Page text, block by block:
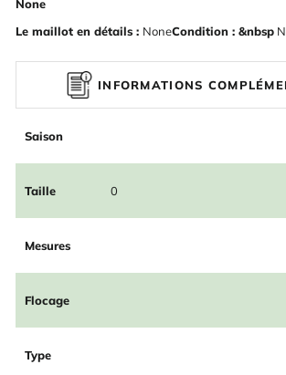
None
Le maillot en détails : NoneCondition : &nbsp
INFORMATIONS
Saison
Taille 0
Mesures
Flocage
Type